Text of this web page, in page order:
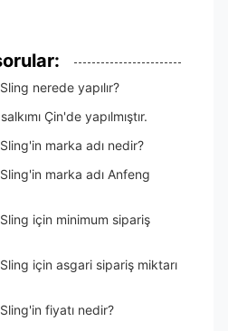
nerede yapılır?
Çin'de yapılmıştır.
marka adı nedir?
marka adı Anfeng
için minimum sipariş
için asgari sipariş miktarı
fiyatı nedir?